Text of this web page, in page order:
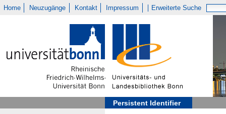
Home Neuzugänge Kontakt Impressum Erweiterte Suche
Persistent Identifier